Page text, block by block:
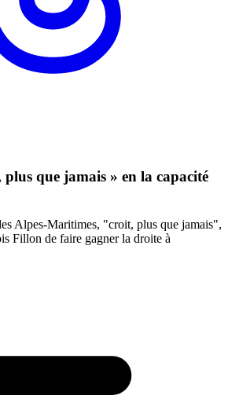
que jamais » en la capacité
Alpes-Maritimes, "croit, plus que jamais",
Fillon de faire gagner la droite à